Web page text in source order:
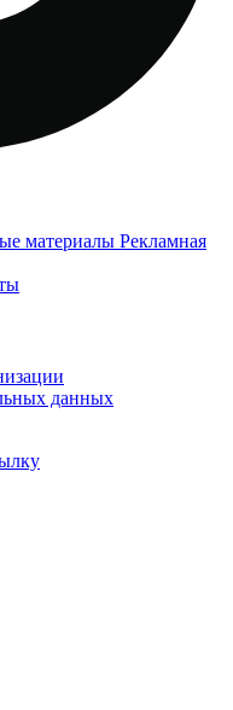
материалы Рекламная
данных